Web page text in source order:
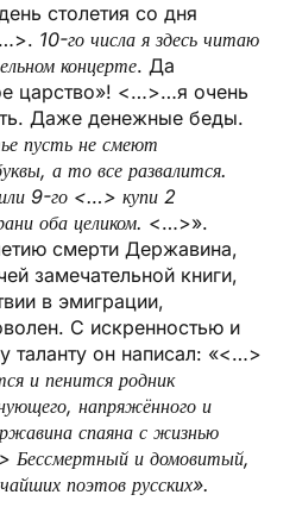
столетия со дня
10-го числа я здесь читаю
концерте. Да
царство»! <…>…я очень
Даже денежные беды.
пусть не смеют
а то все развалится.
9-го <…> купи 2
оба целиком. <…>».
смерти Державина,
замечательной книги,
в эмиграции,
С искренностью и
таланту он написал: «<…>
и пенится родник
напряжённого и
спаяна с жизнью
Бессмертный и домовитый,
поэтов русских».